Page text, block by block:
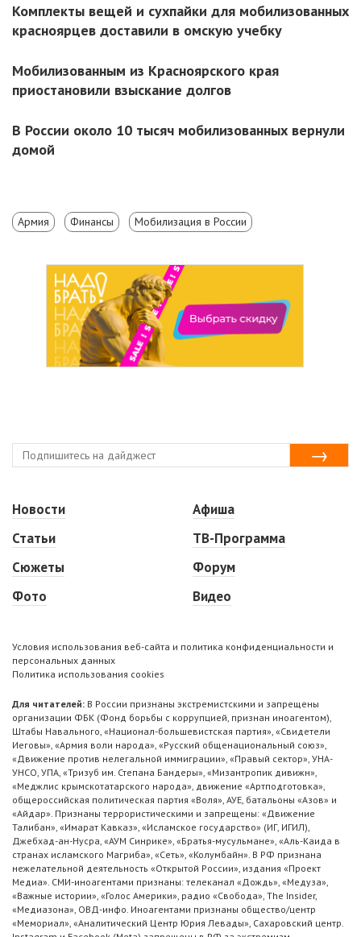
Комплекты вещей и сухпайки для мобилизованных
красноярцев доставили в омскую учебку
Мoбилизoвaнным из Красноярского края
пpиocтaнoвили взыcкaниe дoлгoв
В России около 10 тысяч мобилизованных вернули
домой
Армия Финансы Мобилизация в России
Новости
Статьи
Сюжеты
Фото
Афиша
ТВ-Программа
Форум
Видео
Условия использования веб-сайта и политика конфиденциальности и
персональных данных
Политика использования cookies
Для читателей: В России признаны экстремистскими и запрещены
организации ФБК (Фонд борьбы с коррупцией, признан иноагентом),
Штабы Навального, «Национал-большевистская партия», «Свидетели
Иеговы», «Армия воли народа», «Русский общенациональный союз»,
«Движение против нелегальной иммиграции», «Правый сектор», УНА-
УНСО, УПА, «Тризуб им. Степана Бандеры», «Мизантропик дивижн»,
«Меджлис крымскотатарского народа», движение «Артподготовка»,
общероссийская политическая партия «Воля», АУЕ, батальоны «Азов» и
«Айдар». Признаны террористическими и запрещены: «Движение
Талибан», «Имарат Кавказ», «Исламское государство» (ИГ, ИГИЛ),
Джебхад-ан-Нусра, «АУМ Синрике», «Братья-мусульмане», «Аль-Каида в
странах исламского Магриба», «Сеть», «Колумбайн». В РФ признана
нежелательной деятельность «Открытой России», издания «Проект
Медиа». СМИ-иноагентами признаны: телеканал «Дождь», «Медуза»,
«Важные истории», «Голос Америки», радио «Свобода», The Insider,
«Медиазона», ОВД-инфо. Иноагентами признаны общество/центр
«Мемориал», «Аналитический Центр Юрия Левады», Сахаровский центр.